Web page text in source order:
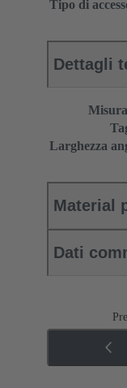
Tipo di
Dettagli
Larghezza
Material
Dati